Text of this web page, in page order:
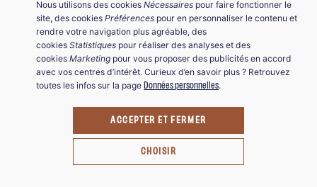
Nous utilisons des cookiesNécessaires pour faire fonctionner le
site, des cookiesPréférences pour en personnaliser le contenu et
rendre votre navigation plus agréable, des
cookiesStatistiques pour réaliser des analyses et des
cookiesMarketing pour vous proposer des publicités en accord
avec vos centres d’intérêt. Curieux d’en savoir plus ? Retrouvez
toutes les infos sur la page Données personnelles.
CHOISIR
ACCEPTER ET FERMER
Vous avez un projet
professionnel ?
Avec nos experts Tediber Hospitality, bénéficiez
Contacter un expert